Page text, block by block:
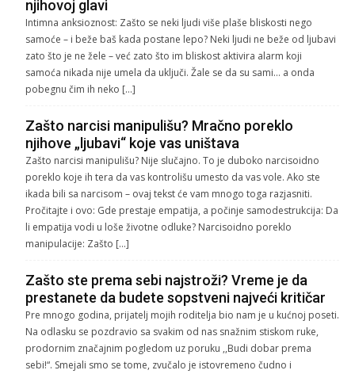
njihovoj glavi
Intimna anksioznost: Zašto se neki ljudi više plaše bliskosti nego
samoće – i beže baš kada postane lepo? Neki ljudi ne beže od ljubavi
zato što je ne žele – već zato što im bliskost aktivira alarm koji
samoća nikada nije umela da uključi. Žale se da su sami… a onda
pobegnu čim ih neko […]
Zašto narcisi manipulišu? Mračno poreklo
njihove „ljubavi“ koje vas uništava
Zašto narcisi manipulišu? Nije slučajno. To je duboko narcisoidno
poreklo koje ih tera da vas kontrolišu umesto da vas vole. Ako ste
ikada bili sa narcisom – ovaj tekst će vam mnogo toga razjasniti.
Pročitajte i ovo: Gde prestaje empatija, a počinje samodestrukcija: Da
li empatija vodi u loše životne odluke? Narcisoidno poreklo
manipulacije: Zašto […]
Zašto ste prema sebi najstroži? Vreme je da
prestanete da budete sopstveni najveći kritičar
Pre mnogo godina, prijatelj mojih roditelja bio nam je u kućnoj poseti.
Na odlasku se pozdravio sa svakim od nas snažnim stiskom ruke,
prodornim značajnim pogledom uz poruku ,,Budi dobar prema
sebi!“. Smejali smo se tome, zvučalo je istovremeno čudno i